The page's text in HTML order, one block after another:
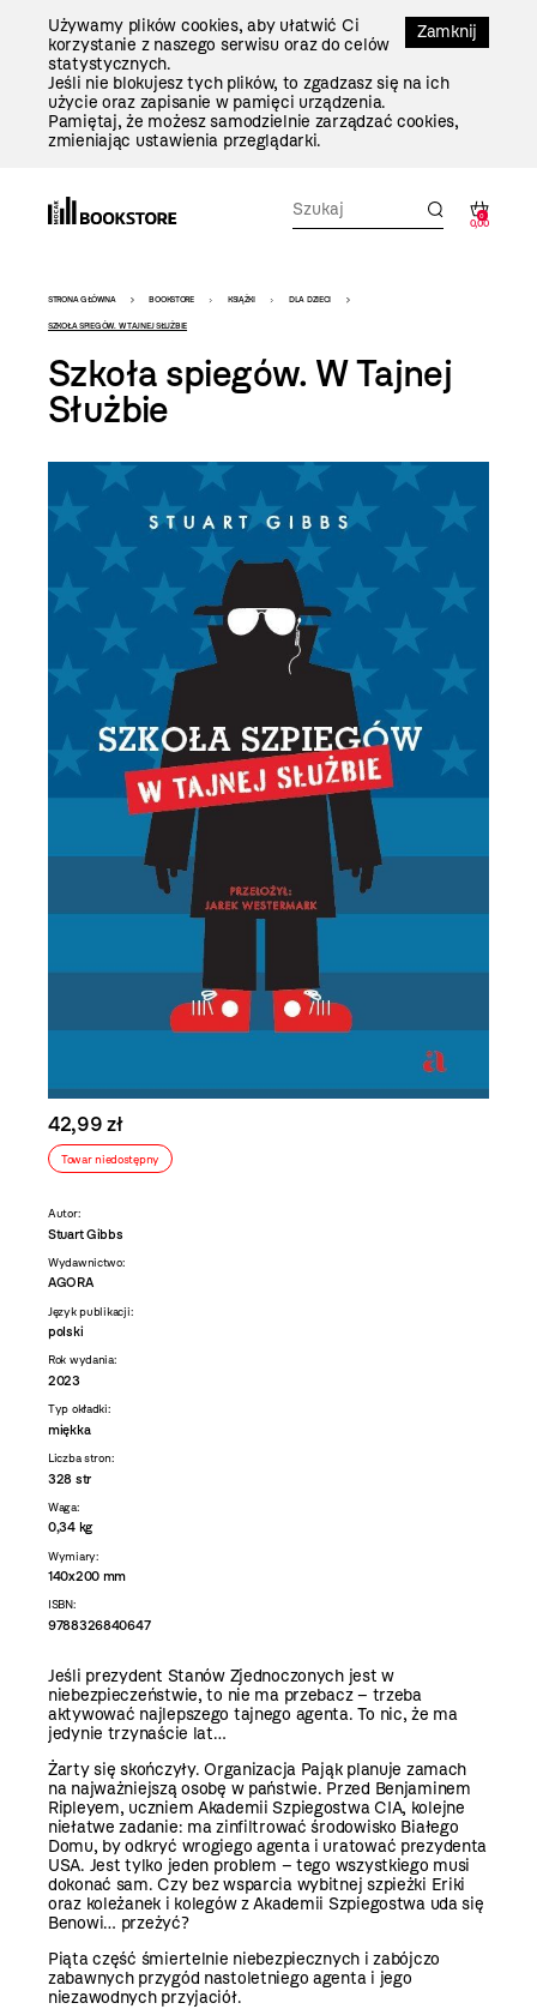
Zamknij
Używamy plików cookies, aby ułatwić Ci
korzystanie z naszego serwisu oraz do celów
statystycznych.
Jeśli nie blokujesz tych plików, to zgadzasz się na ich
użycie oraz zapisanie w pamięci urządzenia.
Pamiętaj, że możesz samodzielnie zarządzać cookies,
zmieniając ustawienia przeglądarki.
0
0,00
Bookstore
-
szablon
szczegóły
STRONA GŁÓWNA BOOKSTORE KSIĄŻKI DLA DZIECI
SZKOŁA SPIEGÓW. W TAJNEJ SŁUŻBIE
Szkoła spiegów. W Tajnej
Służbie
42,99 zł
Towar niedostępny
Autor:
Stuart Gibbs
Wydawnictwo:
AGORA
Język publikacji:
polski
Rok wydania:
2023
Typ okładki:
miękka
Liczba stron:
328 str
Waga:
0,34 kg
Wymiary:
140x200 mm
ISBN:
9788326840647
Jeśli prezydent Stanów Zjednoczonych jest w
niebezpieczeństwie, to nie ma przebacz – trzeba
aktywować najlepszego tajnego agenta. To nic, że ma
jedynie trzynaście lat…
Żarty się skończyły. Organizacja Pająk planuje zamach
na najważniejszą osobę w państwie. Przed Benjaminem
Ripleyem, uczniem Akademii Szpiegostwa CIA, kolejne
niełatwe zadanie: ma zinfiltrować środowisko Białego
Domu, by odkryć wrogiego agenta i uratować prezydenta
USA. Jest tylko jeden problem – tego wszystkiego musi
dokonać sam. Czy bez wsparcia wybitnej szpieżki Eriki
oraz koleżanek i kolegów z Akademii Szpiegostwa uda się
Benowi… przeżyć?
Piąta część śmiertelnie niebezpiecznych i zabójczo
zabawnych przygód nastoletniego agenta i jego
niezawodnych przyjaciół.